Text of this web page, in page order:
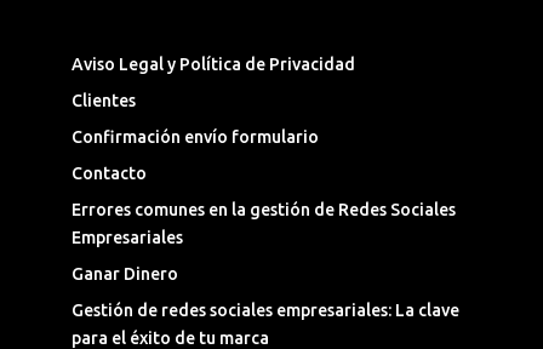
Aviso Legal y Política de Privacidad
Clientes
Confirmación envío formulario
Contacto
Errores comunes en la gestión de Redes Sociales
Empresariales
Ganar Dinero
Gestión de redes sociales empresariales: La clave
para el éxito de tu marca